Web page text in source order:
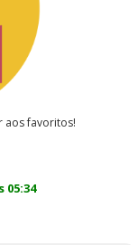
aos favoritos!
05:34